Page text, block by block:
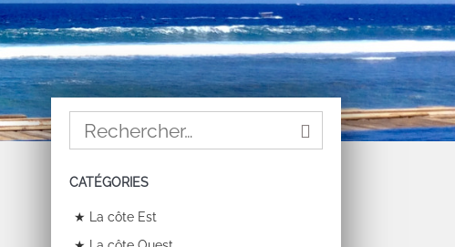
CATÉGORIES
★ La côte Est